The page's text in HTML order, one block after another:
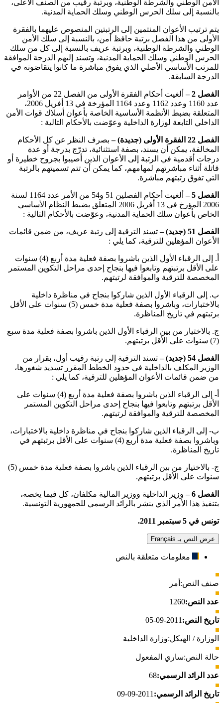
الأمن الوطني والشرطة الوطنية، وبرتبة رقيب من الصنف الأعلى،
بالنسبة إلى سلك الحرس الوطني وسلك الحماية المدنية.
يتم ترتيب الأعوان المنتمين إلى الرتبتين المنصوص عليهما بالفقرة
الأولى من هذا الفصل برتبة حافظ أمن، بالنسبة إلى سلك الأمن
الوطني والشرطة الوطنية، وبرتبة عريف بالنسبة إلى كل من سلك
الحرس الوطني وسلك الحماية المدنية، وتسند إليهم الدرجة الموافقة
للمرتب الأساسي الأصلي الذي يفوق مباشرة ما كانوا يتقاضونه في
الدرجة السابقة.
الفصل 2 –
ألغيت أحكام الفقرة الأولى من الفصل 22 من الأوامر
عدد 1160 وعدد 1162 وعدد 1164 المؤرخة في 13 أفريل 2006،
المتعلقة بضبط الأنظمة الأساسية الخاصة بأعوان أسلاك قوات الأمن
الداخلي التابعة لوزارة الداخلية وعوّضت بالأحكام التالية :
الفصل 22 الفقرة الأولى (جديدة) –
بصرف النظر عن كل الأحكام
المخالفة، يمكن أن يسند، بصفة استثنائية، تدرّج بدرجة أو عدة
درجات أقدمية في الرتبة إلى الأعوان الذين أصيبوا بجروح خطيرة أو
قاتلة أثناء مباشرتهم لمهامهم، كما يمكن أن تتم تسميتهم بالرتبة
التي تفوق رتبتهم مباشرة.
الفصل 5 –
ألغيت أحكام الفصلين 51 و54 من الأمر عدد 1164 لسنة
2006 المؤرخ في 13 أفريل 2006 المتعلق بضبط النظام الأساسي
الخاص بأعوان سلك الحماية المدنية، وعوّضت بالأحكام التالية :
الفصل 51 (جديد) –
تسند الترقية إلى رتبة عريف، من ضمن قائمات
الأعوان المؤهلين للترقية، كما يلي :
‌أ. إلى الرقباء الأول الذين باشروا بصفة فعلية مدة أربع (4) سنوات
على الأقل برتبتهم وتابعوا فيها بنجاح إحدى مراحل التكوين المستمر
المخصصة للترقية والموافقة لرتبتهم.
‌ب. إلى الرقباء الأول الذين شاركوا بنجاح في مناظرة داخلية
بالاختبارات، وباشروا بصفة فعلية مدة خمس (5) سنوات على الأقل
برتبتهم في تاريخ المناظرة.
‌ج. بالاختيار من بين الرقباء الأول الذين باشروا بصفة فعلية مدة سبع
(7) سنوات على الأقل برتبتهم.
الفصل 54 (جديد) –
تسند الترقية إلى رتبة رقيب أول، بقرار من
الوزير المكلف بالداخلية في حدود الخطط المقرر تسديد شغورها،
من ضمن قائمات الأعوان المؤهلين للترقية، كما يلي :
أ‌- إلى الرقباء الذين باشروا بصفة فعلية مدة أربع (4) سنوات على
الأقل برتبتهم وتابعوا فيها بنجاح إحدى مراحل التكوين المستمر
المخصصة للترقية والموافقة لرتبتهم.
ب‌- إلى الرقباء الذين شاركوا بنجاح في مناظرة داخلية بالاختبارات،
وباشروا بصفة فعلية مدة أربع (4) سنوات على الأقل برتبتهم في
تاريخ المناظرة.
ج‌- بالاختيار من بين الرقباء الذين باشروا بصفة فعلية مدة خمس (5)
سنوات على الأقل برتبتهم.
الفصل 6 –
وزير الداخلية ووزير المالية مكلفان، كل فيما يخصه،
بتنفيذ هذا الأمر الذي ينشر بالرائد الرسمي للجمهورية التونسية.
تونس في 5 سبتمبر 2011.
عرض النص بـ Français
معلومات متعلقة بالنص
صنف النص: أمر
عدد النص:1260
تاريخ النص: 2011-09-05
الوزارة / الهيكل:وزارة الداخلية
حالة النص:ساري المفعول
عدد الرائد الرسمي:68
تاريخ الرائد الرسمي: 2011-09-09